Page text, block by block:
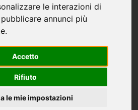
le interazioni di
annunci più
.
Accetto
Rifiuto
le mie impostazioni